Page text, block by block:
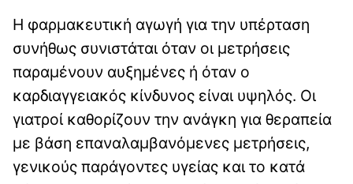
Η φαρμακευτική αγωγή για την υπέρταση
συνήθως συνιστάται όταν οι μετρήσεις
παραμένουν αυξημένες ή όταν ο
καρδιαγγειακός κίνδυνος είναι υψηλός. Οι
γιατροί καθορίζουν την ανάγκη για θεραπεία
με βάση επαναλαμβανόμενες μετρήσεις,
γενικούς παράγοντες υγείας και το κατά